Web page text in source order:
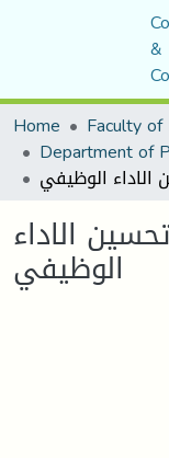
&
Home
الاداء
الوظيفي